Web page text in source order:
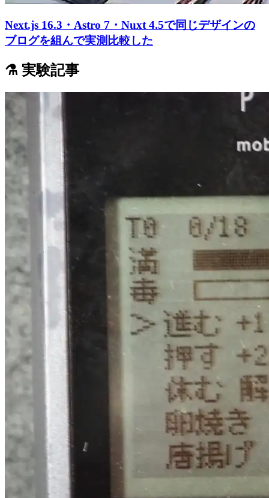
Next.js 16.3・Astro 7・Nuxt 4.5で同じデザインの
ブログを組んで実測比較した
⚗️ 実験記事